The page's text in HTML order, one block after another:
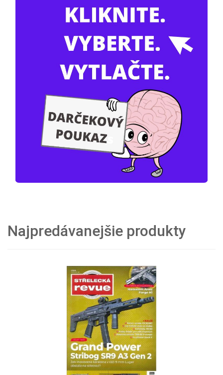
Najpredávanejšie produkty